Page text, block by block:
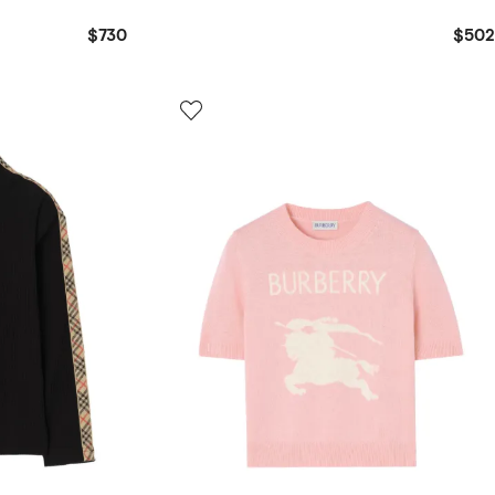
$502
$730